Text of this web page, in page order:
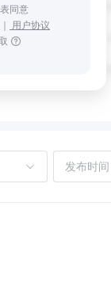
同意
｜ 用户协议